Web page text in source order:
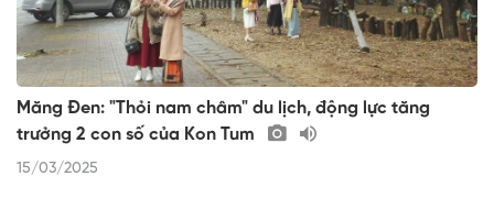
Măng Đen: "Thỏi nam châm" du lịch, động lực tăng
trưởng 2 con số của Kon Tum
15/03/2025